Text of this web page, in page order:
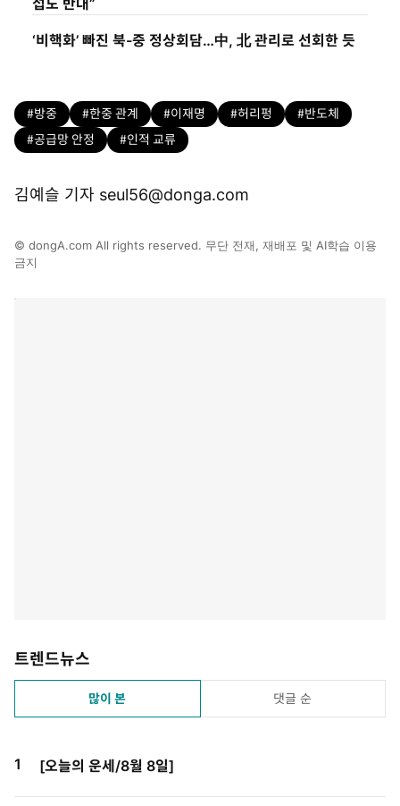
섭도 반대”
‘비핵화’ 빠진 북-중 정상회담…中, 北 관리로 선회한 듯
#방중 #한중 관계 #이재명 #허리펑
#반도체
#공급망 안정
#인적 교류
김예슬 기자 seul56@donga.com
© dongA.com All rights reserved. 무단 전재, 재배포 및 AI학습 이용
금지
트렌드뉴스
많이 본 댓글 순
1 [오늘의 운세/8월 8일]